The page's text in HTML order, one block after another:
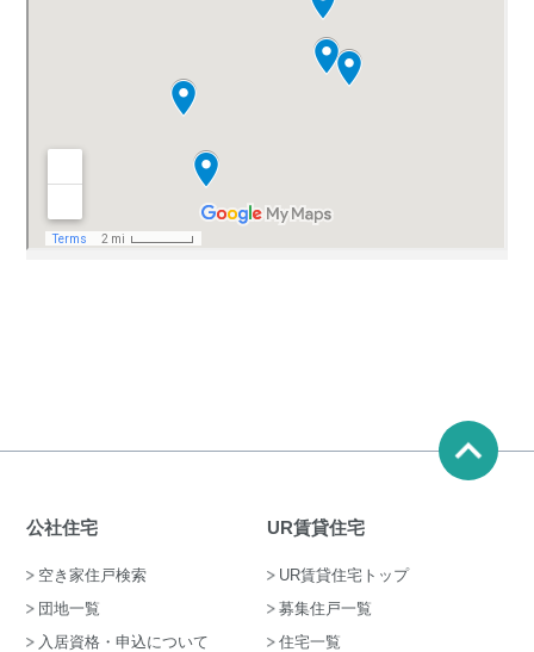
公社住宅
空き家住戸検索
団地一覧
入居資格・申込について
UR賃貸住宅
UR賃貸住宅トップ
募集住戸一覧
住宅一覧